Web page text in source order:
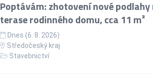
Poptávám: zhotovení nové podlahy
terase rodinného domu, cca 11 m²
Dnes (6. 8. 2026)
Středočeský kraj
Stavebnictví